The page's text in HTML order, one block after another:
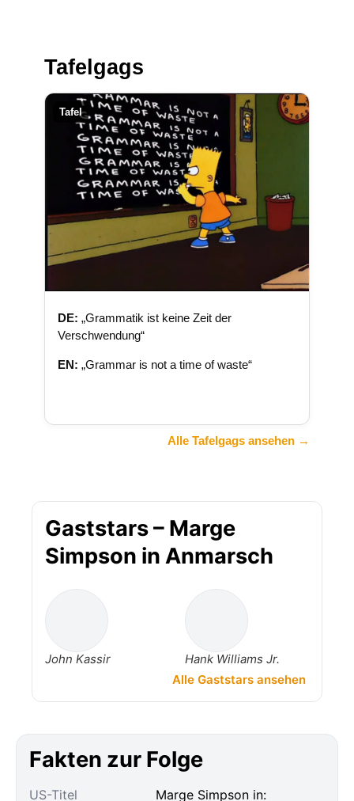
Tafelgags
Tafel
DE: „Grammatik ist keine Zeit der
Verschwendung“
EN: „Grammar is not a time of waste“
Alle Tafelgags ansehen →
Gaststars – Marge
Simpson in Anmarsch
John Kassir
Hank Williams Jr.
Alle Gaststars ansehen
Fakten zur Folge
US-Titel
Marge Simpson in: